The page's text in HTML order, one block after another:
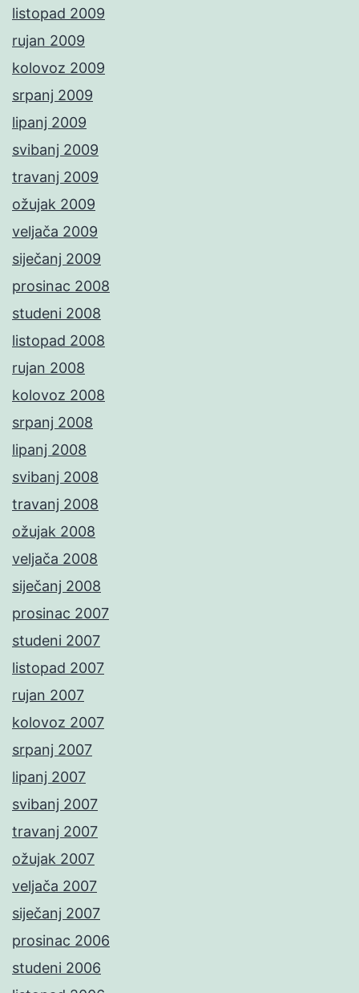
listopad 2009
rujan 2009
kolovoz 2009
srpanj 2009
lipanj 2009
svibanj 2009
travanj 2009
ožujak 2009
veljača 2009
siječanj 2009
prosinac 2008
studeni 2008
listopad 2008
rujan 2008
kolovoz 2008
srpanj 2008
lipanj 2008
svibanj 2008
travanj 2008
ožujak 2008
veljača 2008
siječanj 2008
prosinac 2007
studeni 2007
listopad 2007
rujan 2007
kolovoz 2007
srpanj 2007
lipanj 2007
svibanj 2007
travanj 2007
ožujak 2007
veljača 2007
siječanj 2007
prosinac 2006
studeni 2006